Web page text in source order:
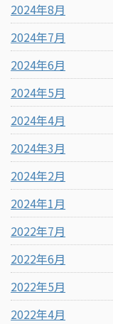
2024年8月
2024年7月
2024年6月
2024年5月
2024年4月
2024年3月
2024年2月
2024年1月
2022年7月
2022年6月
2022年5月
2022年4月